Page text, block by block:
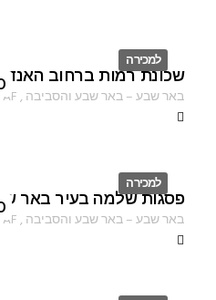
למכירה
ID
שכונת רמות ברחוב
באר שבע–באר שבע והסביבה ,
AF
למכירה
ID
פסגות שלמה בעיר באר
באר שבע–באר שבע והסביבה ,
AF